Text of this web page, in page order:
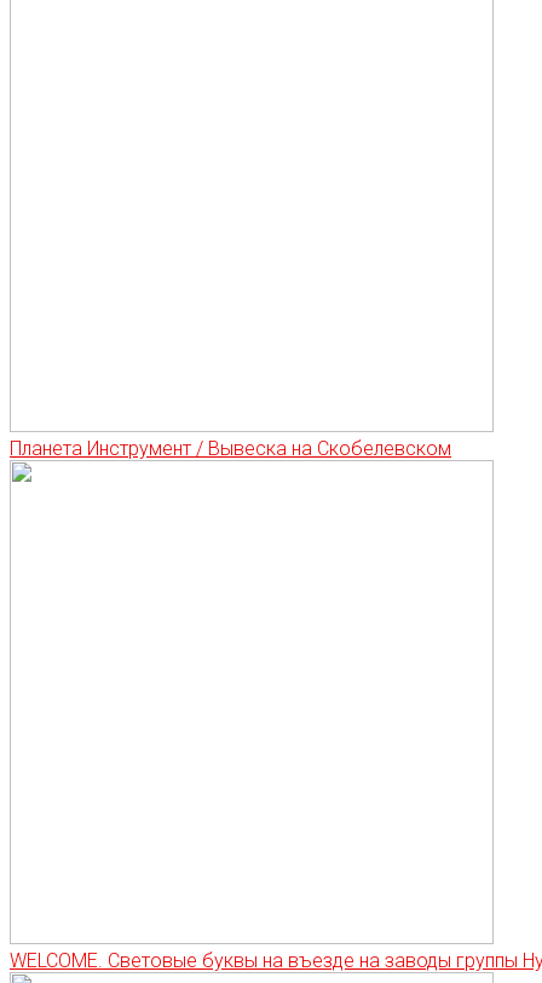
Планета Инструмент / Вывеска на Скобелевском
WELCOME. Световые буквы на въезде на заводы группы